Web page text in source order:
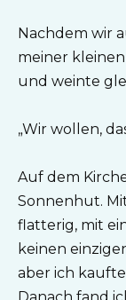
Nachdem wir
meiner
und weinte
„Wir wollen,
Auf dem
Sonnenhut.
flatterig, mit
keinen
aber ich